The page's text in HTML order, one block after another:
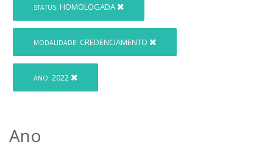
STATUS: HOMOLOGADA
MODALIDADE: CREDENCIAMENTO
ANO: 2022
Ano